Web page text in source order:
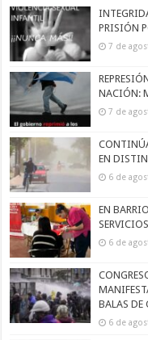
PRISIÓN
7 de
NACIÓN:
7 de
EN
6 de
EN
6 de
BALAS DE
6 de